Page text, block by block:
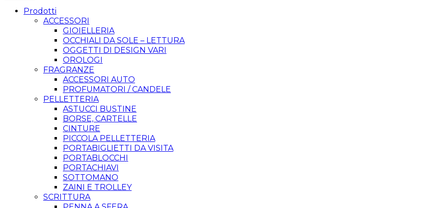
Prodotti
ACCESSORI
GIOIELLERIA
OCCHIALI DA SOLE – LETTURA
OGGETTI DI DESIGN VARI
OROLOGI
FRAGRANZE
ACCESSORI AUTO
PROFUMATORI / CANDELE
PELLETTERIA
ASTUCCI BUSTINE
BORSE, CARTELLE
CINTURE
PICCOLA PELLETTERIA
PORTABIGLIETTI DA VISITA
PORTABLOCCHI
PORTACHIAVI
SOTTOMANO
ZAINI E TROLLEY
SCRITTURA